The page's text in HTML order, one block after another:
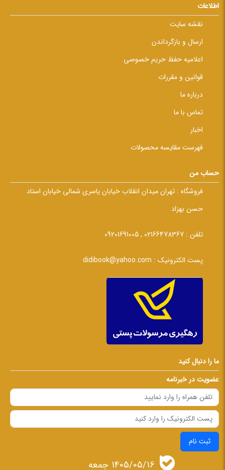
اطلاعات
نقشه سایت
ارسال و بازگرداندن
اعلامیه حفظ حریم خصوصی
قوانین و مقررات
درباره ما
تماس با ما
اخبار
فهرست مقایسه محصولات
حساب من
فروشگاه : تهران میدان انقلاب خیابان یاسری شمالی خیابان استاد
حسن بهزاد
تلفن : 02166478367 , 09201691005
پست الکترونیک : didibook@yahoo.com
ما را دنبال کنید
عضویت در خبرنامه
ثبت نام
1405/05/16 جمعه